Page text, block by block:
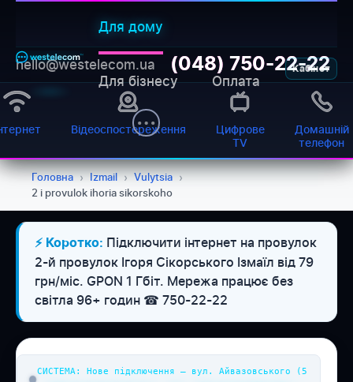
Для дому
Для бізнесу Оплата
Кабінет
hello@westelecom.ua (048) 750-22-22
Відеоспостереження
Цифрове
TV
Домашній
телефон
Головна › Izmail › Vulytsia ›
2 i provulok ihoria sikorskoho
⚡ Коротко: Підключити інтернет на провулок
2-й провулок Ігоря Сікорського Ізмаїл від 79
грн/міс. GPON 1 Гбіт. Мережа працює без
світла 96+ годин ☎ 750-22-22
СИСТЕМА: Нове підключення — вул. Айвазовського (5
Онлайн-підтримка